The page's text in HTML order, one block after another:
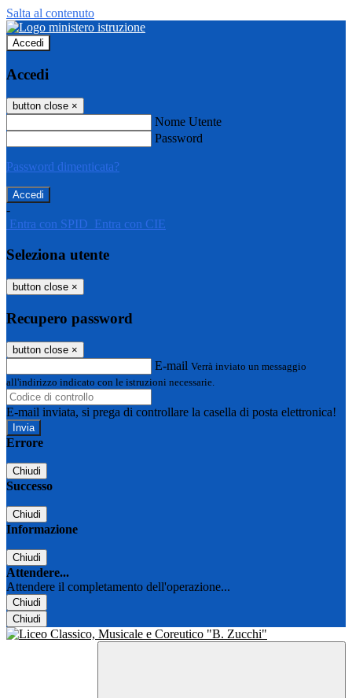
Salta al contenuto
Accedi
Accedi
button close ×
Nome Utente
Password
Password dimenticata?
-
Entra con SPID Entra con CIE
Seleziona utente
button close ×
Recupero password
button close ×
E-mail Verrà inviato un messaggio
all'indirizzo indicato con le istruzioni necessarie.
E-mail inviata, si prega di controllare la casella di posta elettronica!
Errore
Chiudi
Successo
Chiudi
Informazione
Chiudi
Attendere...
Attendere il completamento dell'operazione...
Chiudi
Chiudi